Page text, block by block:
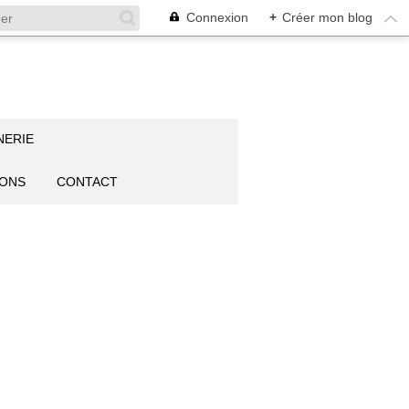
Connexion + Créer mon blog
CONTACT